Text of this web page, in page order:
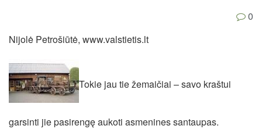
0
Nijolė Petrošiūtė, www.valstietis.lt
Tokie jau tie žemaičiai – savo kraštui
garsinti jie pasirengę aukoti asmenines santaupas.